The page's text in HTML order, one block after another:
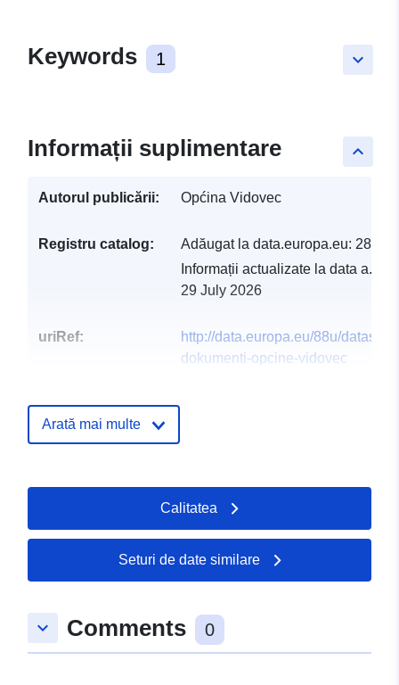
keyboard_arrow_down
Keywords 1
keyboard_arrow_up
Informații suplimentare
Autorul publicării: Općina Vidovec
Registru catalog: Adăugat la data.europa.eu: 28
Informații actualizate la data
29 July 2026
uriRef:
http://data.europa.eu/88u/dataset/
dokumenti-opcine-vidovec
Arată mai multe
Calitatea
Seturi de date similare
keyboard_arrow_down Comments 0